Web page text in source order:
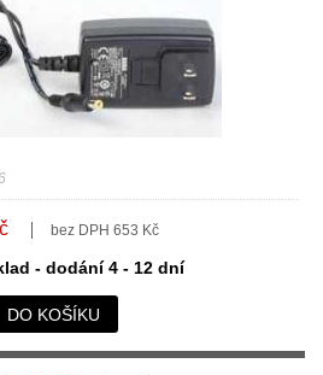
bez DPH 653 Kč
- dodání 4 - 12 dní
DO KOŠÍKU